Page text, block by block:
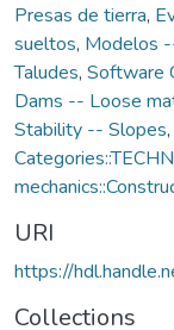
Presas de tierra,
sueltos, Modelos
Taludes, Software
Dams -- Loose
Stability -- Slopes,
URI
https://
Collections